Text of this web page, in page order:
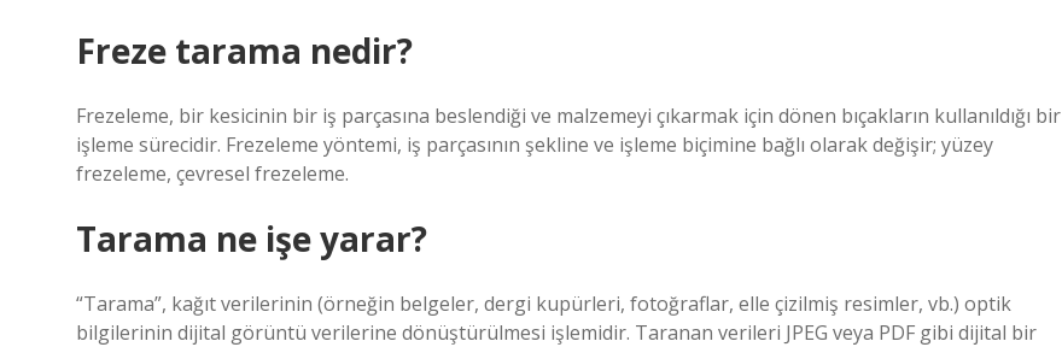
Freze tarama nedir?
Frezeleme, bir kesicinin bir iş parçasına beslendiği ve malzemeyi çıkarmak için dönen bıçakların kullanıldığı bir
işleme sürecidir. Frezeleme yöntemi, iş parçasının şekline ve işleme biçimine bağlı olarak değişir; yüzey
frezeleme, çevresel frezeleme.
Tarama ne işe yarar?
“Tarama”, kağıt verilerinin (örneğin belgeler, dergi kupürleri, fotoğraflar, elle çizilmiş resimler, vb.) optik
bilgilerinin dijital görüntü verilerine dönüştürülmesi işlemidir. Taranan verileri JPEG veya PDF gibi dijital bir